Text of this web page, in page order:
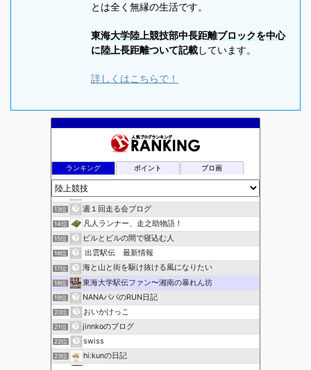
とは全く無縁の生活です。
東海大学陸上競技部中長距離ブロックを中心
に陸上長距離ついて記載しています。
詳しくはこちらで！
ランキング ポイント ブロ画
11位 走
12位 陸上競技ログ
13位 週１回走る会ブログ
14位 凡人ランナー、走之助物語！
15位 ビルとビルの間で寝込む人
16位 出雲駅伝 最新情報
17位 海と山と街を駆け抜ける風になりたい
18位 東海大学駅伝ファン〜湘南の暴れん坊
19位 NANAパパのRUN日記
20位 おいかけっこ
21位 jinnkoのブログ
22位 swiss
23位 hi:kunの日記